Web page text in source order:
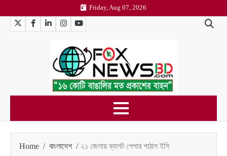
to
content
Friday, Aug 07, 2026
TwitterFacebookLinkedInInstagramYouTube
Home বাংলাদেশ ২১ জেলায় ব্যালট পেপার পাঠাল ইসি